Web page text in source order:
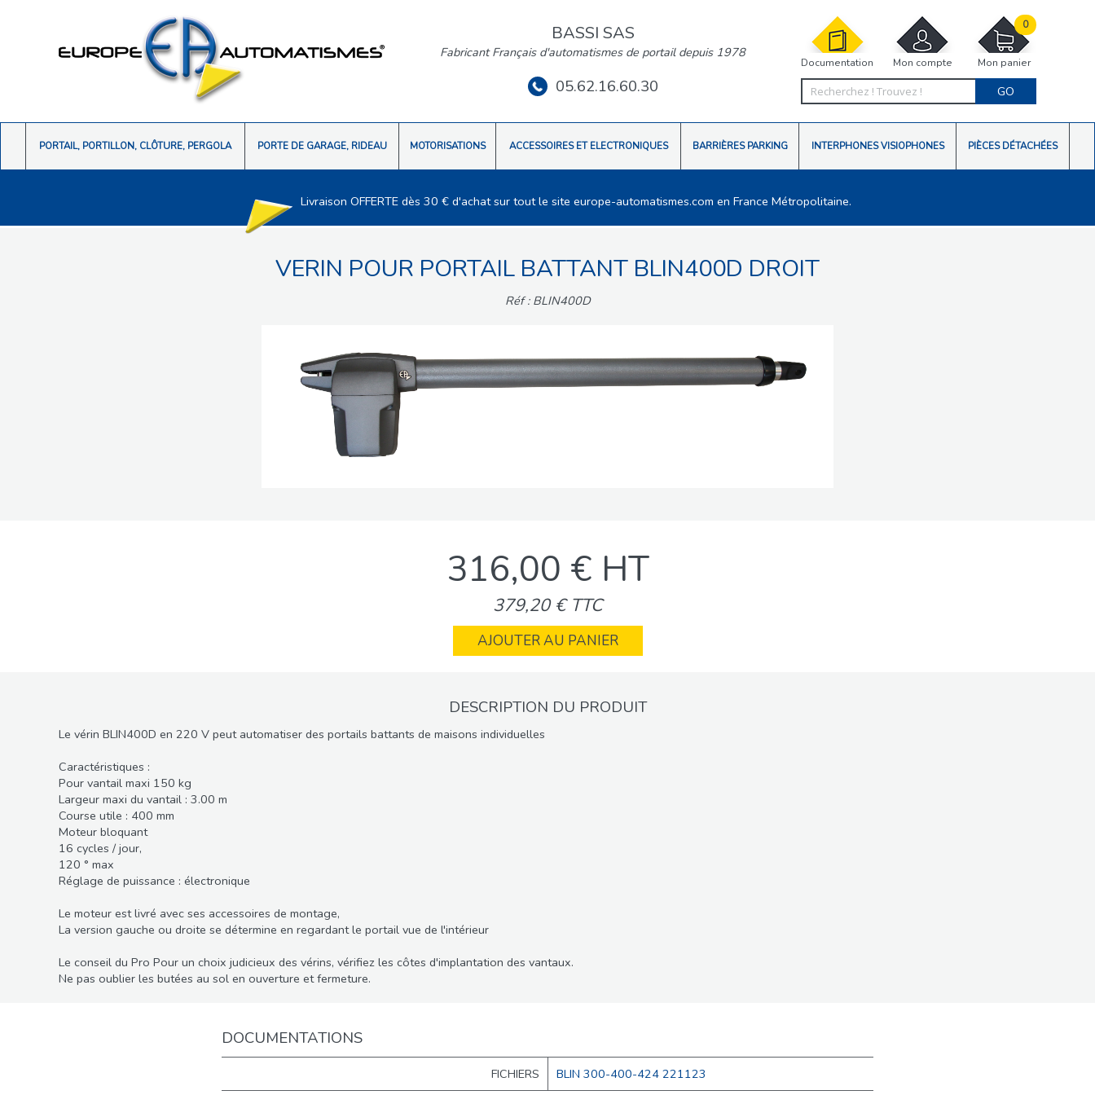
Documentation Mon compte Mon panier
0
GO
BASSI SAS
Fabricant Français d'automatismes de portail depuis 1978
05.62.16.60.30
PORTAIL, PORTILLON, CLÔTURE, PERGOLA PORTE DE GARAGE, RIDEAU MOTORISATIONS ACCESSOIRES ET ELECTRONIQUES BARRIÈRES PARKING INTERPHONES VISIOPHONES PIÈCES DÉTACHÉES
Livraison OFFERTE dès 30 € d'achat sur tout le site europe-automatismes.com en France Métropolitaine.
VERIN POUR PORTAIL BATTANT BLIN400D DROIT
Réf : BLIN400D
316,00 € HT
379,20 € TTC
AJOUTER AU PANIER
DESCRIPTION DU PRODUIT
Le vérin BLIN400D en 220 V peut automatiser des portails battants de maisons individuelles
Caractéristiques :
Pour vantail maxi 150 kg
Largeur maxi du vantail : 3.00 m
Course utile : 400 mm
Moteur bloquant
16 cycles / jour,
120 ° max
Réglage de puissance : électronique
Le moteur est livré avec ses accessoires de montage,
La version gauche ou droite se détermine en regardant le portail vue de l'intérieur
Le conseil du Pro Pour un choix judicieux des vérins, vérifiez les côtes d'implantation des vantaux.
Ne pas oublier les butées au sol en ouverture et fermeture.
DOCUMENTATIONS
FICHIERS BLIN 300-400-424 221123